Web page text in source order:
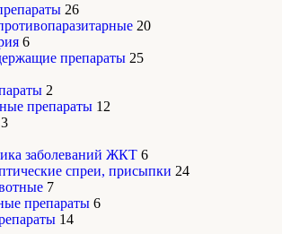
26
20
6
препараты 25
2
препараты 12
3
заболеваний ЖКТ 6
спреи, присыпки 24
7
препараты 6
14